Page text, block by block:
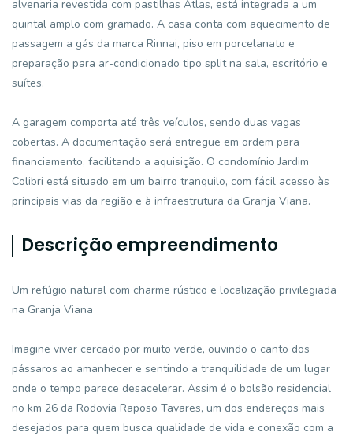
alvenaria revestida com pastilhas Atlas, está integrada a um
quintal amplo com gramado. A casa conta com aquecimento de
passagem a gás da marca Rinnai, piso em porcelanato e
preparação para ar-condicionado tipo split na sala, escritório e
suítes.
A garagem comporta até três veículos, sendo duas vagas
cobertas. A documentação será entregue em ordem para
financiamento, facilitando a aquisição. O condomínio Jardim
Colibri está situado em um bairro tranquilo, com fácil acesso às
principais vias da região e à infraestrutura da Granja Viana.
Descrição empreendimento
Um refúgio natural com charme rústico e localização privilegiada
na Granja Viana
Imagine viver cercado por muito verde, ouvindo o canto dos
pássaros ao amanhecer e sentindo a tranquilidade de um lugar
onde o tempo parece desacelerar. Assim é o bolsão residencial
no km 26 da Rodovia Raposo Tavares, um dos endereços mais
desejados para quem busca qualidade de vida e conexão com a